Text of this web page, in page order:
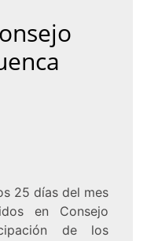
25 días del mes
en Consejo
de los